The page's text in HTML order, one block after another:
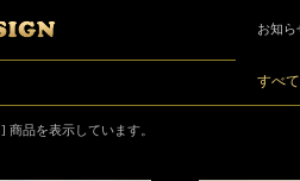
お知ら
すべ
] 商品を表示しています。